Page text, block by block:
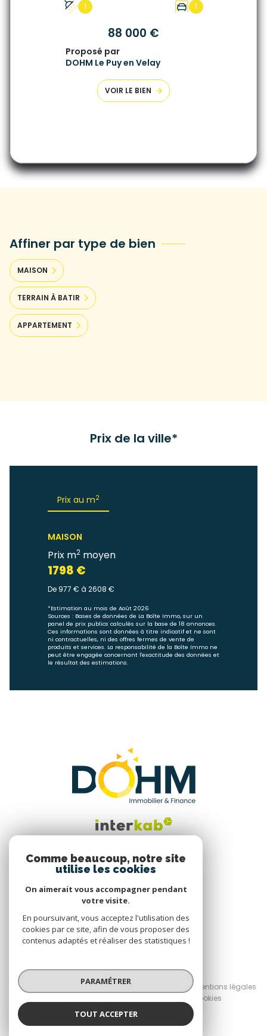
1 1
88 000 €
Proposé par
DOHM Le Puy en Velay
VOIR LE BIEN
Affiner par type de bien
MAISON
TERRAIN À BATIR
APPARTEMENT
Prix de la ville*
Prix au m2
MAISON
Prix m2 moyen
1798 €
De 977 € à 2608 €
*Estimation au mois de Août 2026
Sources : Bases de données de La Boîte Immo, sur un
panel de prix publics calculés sur la base de 18 annonces.
Ces informations sont données à titre indicatif et ne sont
ni contractuelles, ni des offres fermes de vente de
produits et services. La responsabilité de la Boîte Immo ne
peut être engagée concernant l'exactitude des données et
le résultat des estimations.
Nous suivre
© 2026 | Tous droits réservés
Nos honoraires
Nos partenaires
Mentions légales
Cookies
Comme beaucoup, notre site
utilise les cookies
On aimerait vous accompagner pendant
votre visite.
En poursuivant, vous acceptez l'utilisation des
cookies par ce site, afin de vous proposer des
contenus adaptés et réaliser des statistiques !
PARAMÉTRER
TOUT ACCEPTER